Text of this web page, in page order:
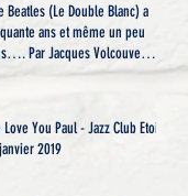
Beatles (Le Double Blanc) a
ans et même un peu
Volcouve
Love You Paul - Jazz Club Etoile
2019